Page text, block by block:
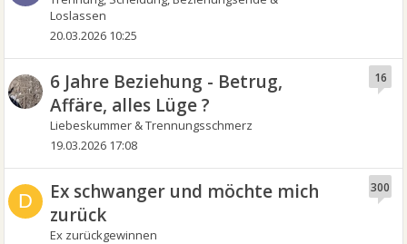
Loslassen
20.03.2026 10:25
6 Jahre Beziehung - Betrug,
Affäre, alles Lüge ?
Liebeskummer & Trennungsschmerz
16
19.03.2026 17:08
D
Ex schwanger und möchte mich
zurück
Ex zurückgewinnen
300